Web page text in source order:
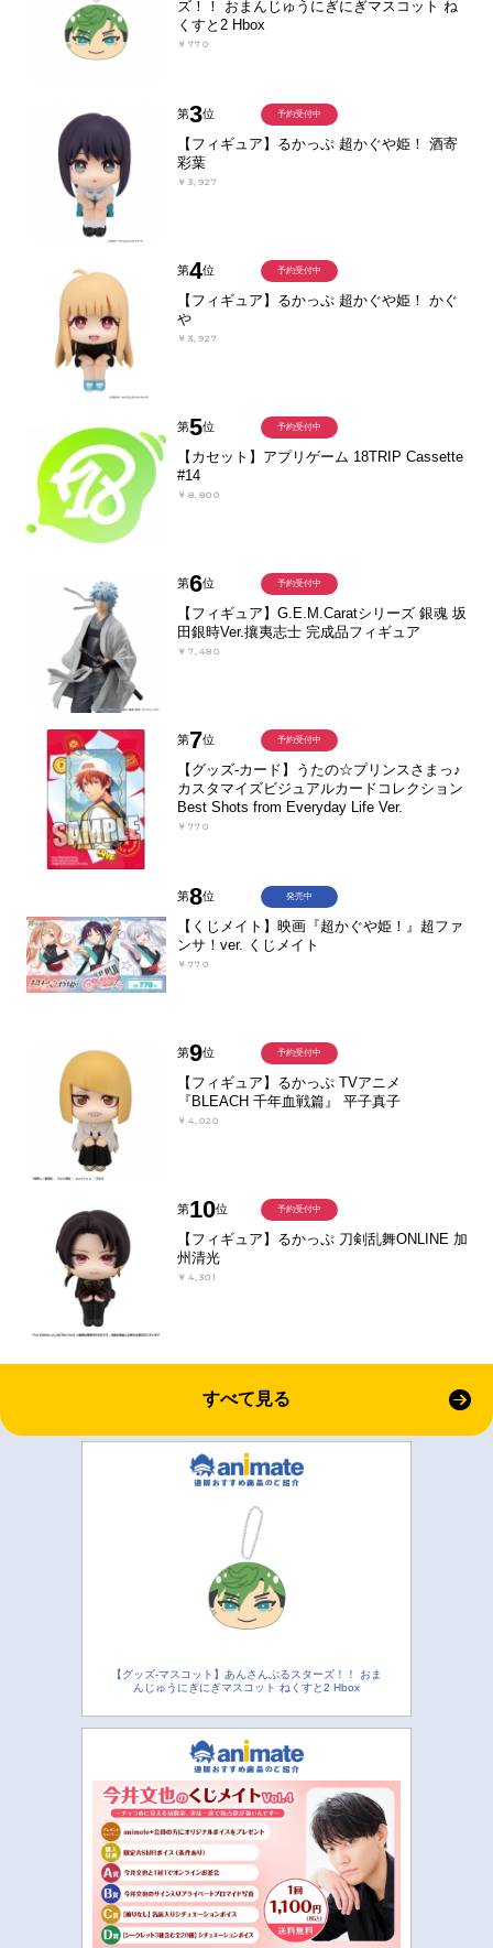
ズ！！ おまんじゅうにぎにぎマスコット ね
くすと2 Hbox
￥770
第3位
【フィギュア】るかっぷ 超かぐや姫！ 酒寄
彩葉
￥3,927
予約受付中
第4位
【フィギュア】るかっぷ 超かぐや姫！ かぐ
や
￥3,927
予約受付中
第5位
【カセット】アプリゲーム 18TRIP Cassette
#14
￥8,800
予約受付中
第6位
【フィギュア】G.E.M.Caratシリーズ 銀魂 坂
田銀時Ver.攘夷志士 完成品フィギュア
￥7,480
予約受付中
第7位
【グッズ-カード】うたの☆プリンスさまっ♪
カスタマイズビジュアルカードコレクション
Best Shots from Everyday Life Ver.
￥770
予約受付中
第8位
【くじメイト】映画『超かぐや姫！』超ファ
ンサ！ver. くじメイト
￥770
発売中
第9位
【フィギュア】るかっぷ TVアニメ
『BLEACH 千年血戦篇』 平子真子
￥4,020
予約受付中
第10位
【フィギュア】るかっぷ 刀剣乱舞ONLINE 加
州清光
￥4,301
予約受付中
すべて見る
【グッズ-マスコット】あんさんぶるスターズ！！ おま
んじゅうにぎにぎマスコット ねくすと2 Hbox